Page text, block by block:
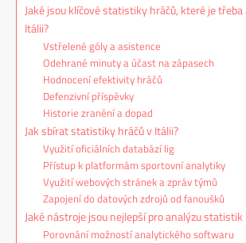
Jaké jsou klíčové statistiky hráčů, které je
Itálii?
Vstřelené góly a asistence
Odehrané minuty a účast na zápasech
Hodnocení efektivity hráčů
Defenzivní příspěvky
Historie zranění a dopad
Jak sbírat statistiky hráčů v Itálii?
Využití oficiálních databází lig
Přístup k platformám sportovní analytiky
Využití webových stránek a zpráv týmů
Zapojení do datových zdrojů od fanoušků
Jaké nástroje jsou nejlepší pro analýzu statistik
Porovnání možností analytického softwaru